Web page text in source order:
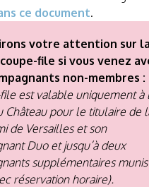
ce document.
votre attention sur la
file si vous venez
non-membres :
est valable uniquement à
Château pour le titulaire de
de Versailles et son
Duo et jusqu’à deux
supplémentaires
réservation horaire).